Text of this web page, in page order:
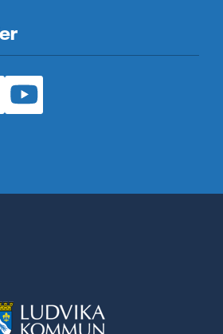
i ny flik)
(öppnas i ny flik)
LinedIn (öppnas i ny flik)